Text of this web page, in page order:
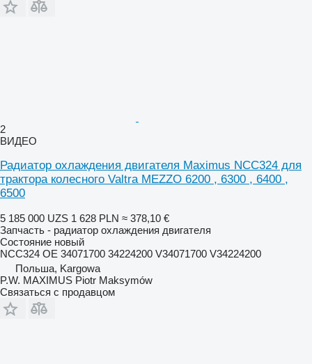
2
ВИДЕО
Радиатор охлаждения двигателя Maximus NCC324 для
трактора колесного Valtra MEZZO 6200 , 6300 , 6400 ,
6500
5 185 000 UZS 1 628 PLN ≈ 378,10 €
Запчасть - радиатор охлаждения двигателя
Состояние новый
NCC324 OE 34071700 34224200 V34071700 V34224200
Польша, Kargowa
P.W. MAXIMUS Piotr Maksymów
Связаться с продавцом